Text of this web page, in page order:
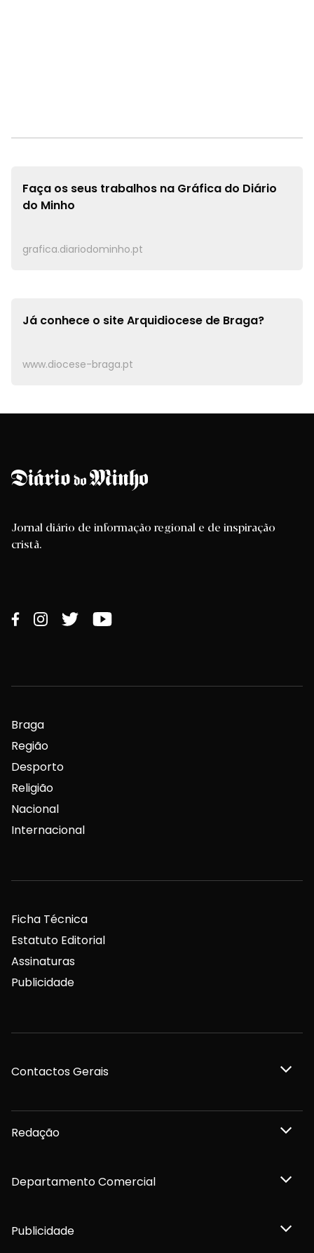
Faça os seus trabalhos na Gráfica do Diário
do Minho
grafica.diariodominho.pt
Já conhece o siteArquidiocese de Braga?
www.diocese-braga.pt
Jornal diário de informação regional e de inspiração
cristã.
Braga
Região
Desporto
Religião
Nacional
Internacional
Ficha Técnica
Estatuto Editorial
Assinaturas
Publicidade
Contactos Gerais
Redação
Departamento Comercial
Publicidade